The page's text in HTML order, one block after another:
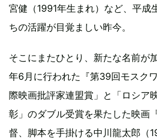
宮健（1991年生まれ）など、平成
ちの活躍が目覚ましい昨今。
そこにまたひとり、新たな名前が
年6月に行われた『第39回モスク
際映画批評家連盟賞」と「ロシア
彰」のダブル受賞を果たした映画
督、脚本を手掛ける中川龍太郎（